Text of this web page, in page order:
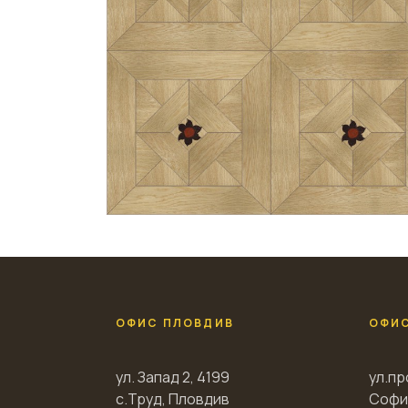
ОФИС ПЛОВДИВ
ул. Запад 2, 4199
с.Труд, Пловдив